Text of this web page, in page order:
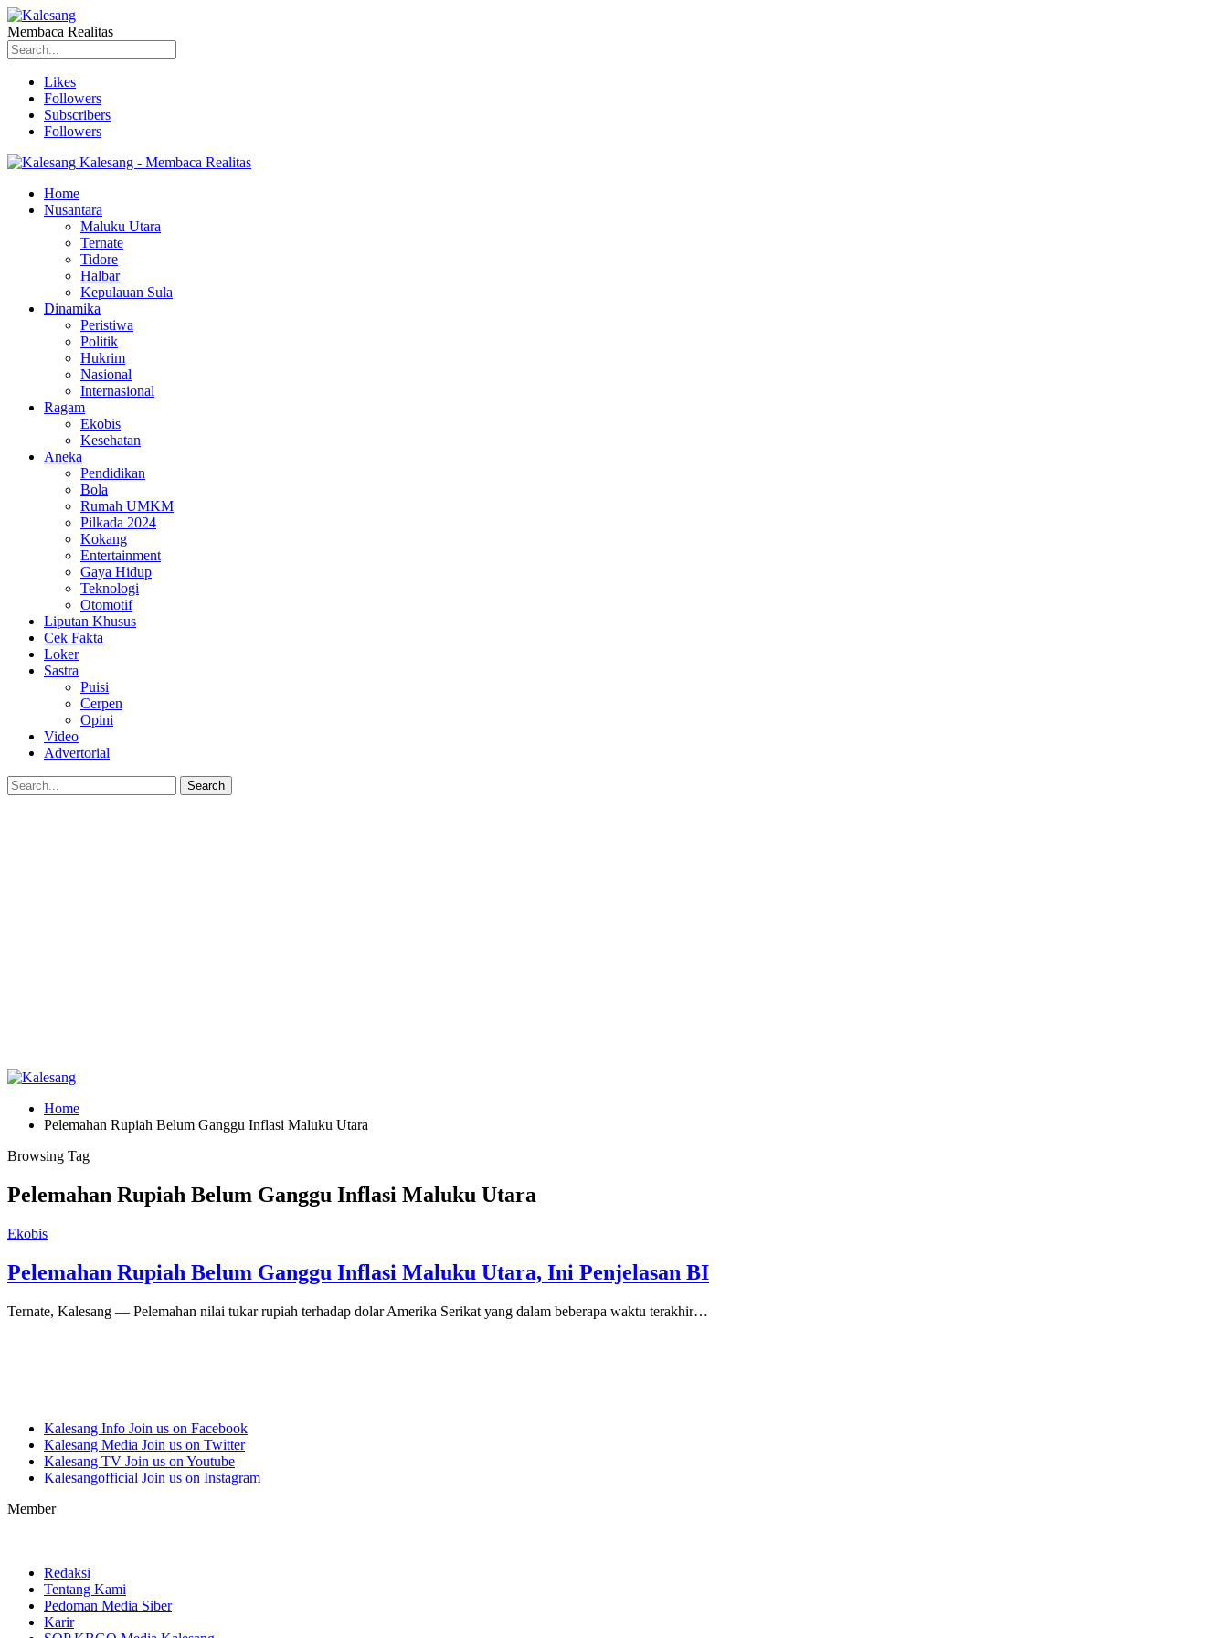
Membaca Realitas
Likes
Followers
Subscribers
Followers
Kalesang - Membaca Realitas
Home
Nusantara
Maluku Utara
Ternate
Tidore
Halbar
Kepulauan Sula
Dinamika
Peristiwa
Politik
Hukrim
Nasional
Internasional
Ragam
Ekobis
Kesehatan
Aneka
Pendidikan
Bola
Rumah UMKM
Pilkada 2024
Kokang
Entertainment
Gaya Hidup
Teknologi
Otomotif
Liputan Khusus
Cek Fakta
Loker
Sastra
Puisi
Cerpen
Opini
Video
Advertorial
Home
Pelemahan Rupiah Belum Ganggu Inflasi Maluku Utara
Browsing Tag
Pelemahan Rupiah Belum Ganggu Inflasi Maluku Utara
Ekobis
Pelemahan Rupiah Belum Ganggu Inflasi Maluku Utara, Ini Penjelasan BI
Ternate, Kalesang — Pelemahan nilai tukar rupiah terhadap dolar Amerika Serikat yang dalam beberapa waktu terakhir…
Kalesang Info Join us on Facebook
Kalesang Media Join us on Twitter
Kalesang TV Join us on Youtube
Kalesangofficial Join us on Instagram
Member
Redaksi
Tentang Kami
Pedoman Media Siber
Karir